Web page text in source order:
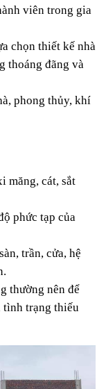
viên trong gia
chọn thiết kế nhà
thoáng đãng và
phong thủy, khí
măng, cát, sắt
phức tạp của
trần, cửa, hệ
thường nên để
tình trạng thiếu